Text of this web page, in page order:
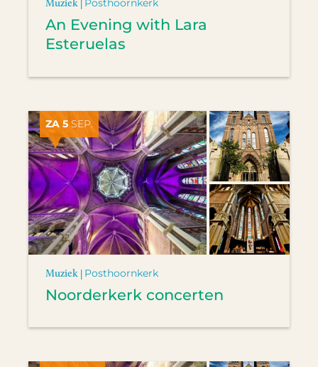
Muziek | Posthoornkerk
An Evening with Lara
Esteruelas
ZA 5 SEP.
Muziek | Posthoornkerk
Noorderkerk concerten